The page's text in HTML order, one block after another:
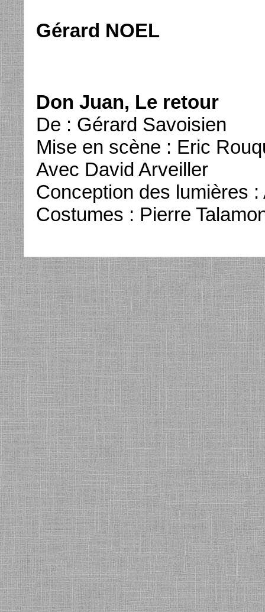
Gérard NOEL
Don Juan, Le retour
De : Gérard Savoisien
Mise en scène : Eric
Avec David Arveiller
Conception des lumières
Costumes : Pierre